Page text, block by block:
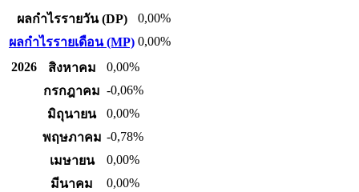
ผลกำไรรายวัน (DP)
0,00%
ผลกำไรรายเดือน (MP) 0,00%
2026
สิงหาคม
0,00%
กรกฎาคม -0,06%
มิถุนายน
0,00%
พฤษภาคม -0,78%
เมษายน
0,00%
มีนาคม
0,00%